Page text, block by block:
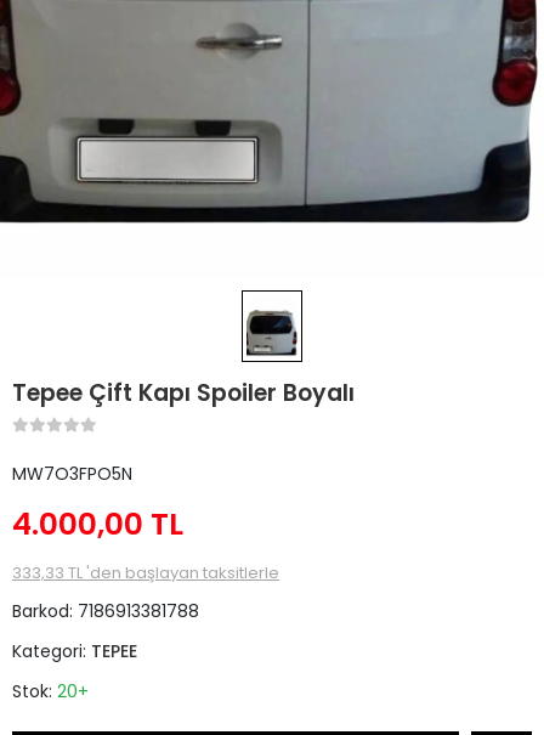
Tepee Çift Kapı Spoiler Boyalı
MW7O3FPO5N
4.000,00 TL
333,33 TL 'den başlayan taksitlerle
Barkod: 7186913381788
Kategori: TEPEE
Stok: 20+